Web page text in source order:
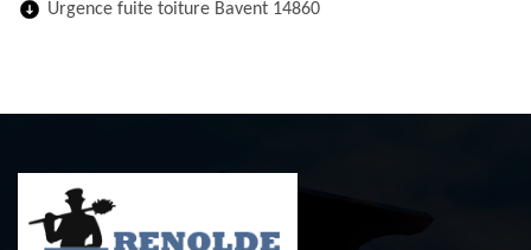
Urgence fuite toiture Bavent 14860